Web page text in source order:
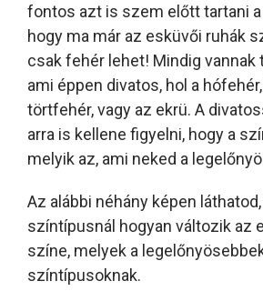
fontos azt is szem előtt tartani
hogy ma már az esküvői ruhák
csak fehér lehet! Mindig vannak
ami éppen divatos, hol a
törtfehér, vagy az ekrü. A
arra is kellene figyelni, hogy a
melyik az, ami neked a
Az alábbi néhány képen
színtípusnál hogyan változik az
színe, melyek a
színtípusoknak.